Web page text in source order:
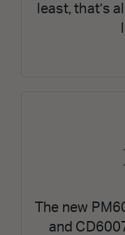
least, that’s
The new
and